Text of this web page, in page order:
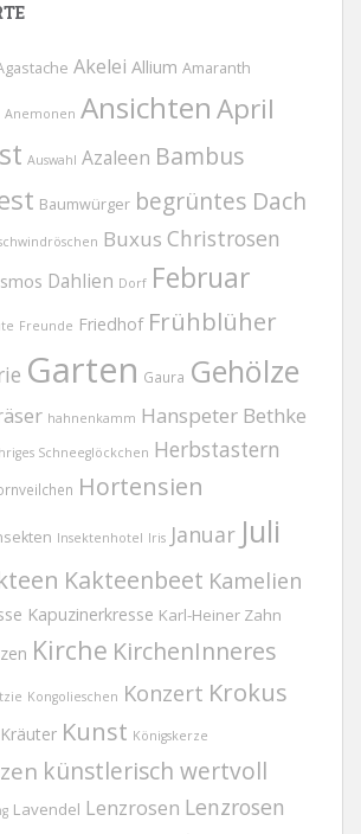
Akelei Allium Amaranth
Anemonen AnsichtenApril
Auswahl Azaleen Bambus
Baumwürger begrüntes Dach
Buxus Christrosen
Dahlien Dorf Februar
Freunde Friedhof Frühblüher
Garten Gaura Gehölze
hahnenkamm Hanspeter Bethke
Schneeglöckchen Herbstastern
Hortensien
Insektenhotel Iris Januar Juli
Kakteenbeet Kamelien
Kapuzinerkresse Karl-Heiner Zahn
Kirche KirchenInneres
Kongolieschen Konzert Krokus
Kräuter Kunst Königskerze
künstlerisch wertvoll
Lavendel Lenzrosen Lenzrosen